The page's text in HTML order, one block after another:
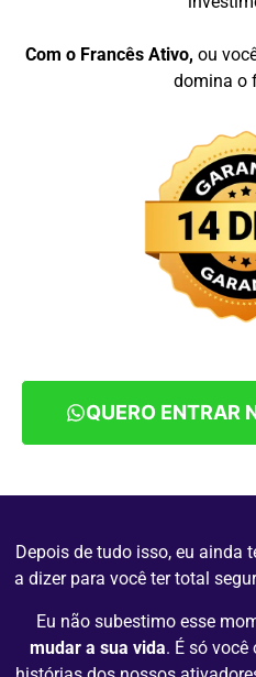
Com o Francês Ativo, ou
domina o
QUERO ENTRAR
Depois de tudo isso, eu ainda
a dizer para você ter total
Eu não subestimo esse
mudar a sua vida. É só você